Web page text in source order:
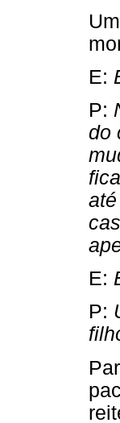
E:
P:
do
E:
P: